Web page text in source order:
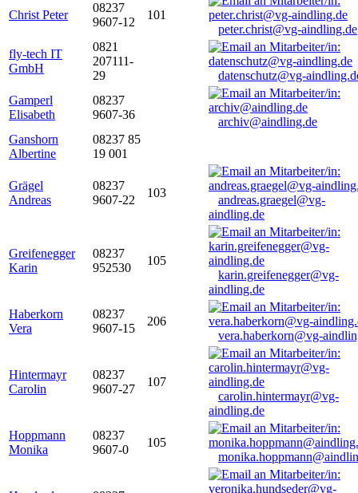
Christ Peter
08237
9607-12
101
peter.christ@vg-aindling.de
fly-tech IT
GmbH
0821
207111-
29
datenschutz@vg-
Gamperl
Elisabeth
08237
9607-36
archiv@aindling.de
Ganshorn
Albertine
08237 85
19 001
Grägel
Andreas
08237
9607-22
103
andreas.graegel@vg-
aindling.de
Greifenegger
Karin
08237
952530
105
karin.greifenegger@vg-
aindling.de
Haberkorn
Vera
08237
9607-15
206
vera.haberkorn@vg-
Hintermayr
Carolin
08237
9607-27
107
carolin.hintermayr@vg-
aindling.de
Hoppmann
Monika
08237
9607-0
105